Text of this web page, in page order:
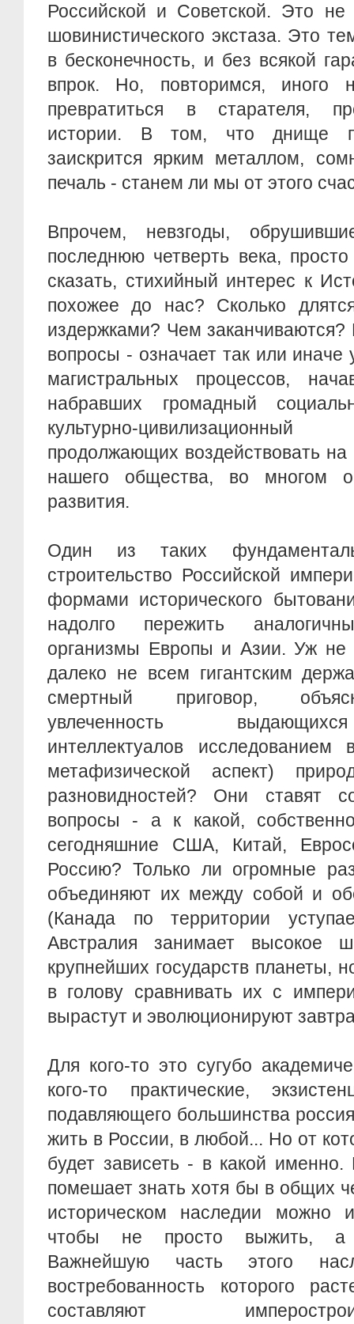
Российской и Советской. Это
шовинистического экстаза. Это
в бесконечность, и без всякой
впрок. Но, повторимся, иного
превратиться в старателя,
истории. В том, что днище
заискрится ярким металлом,
печаль - станем ли мы от этого
Впрочем, невзгоды,
последнюю четверть века,
сказать, стихийный интерес к
похожее до нас? Сколько
издержками? Чем заканчиваются?
вопросы - означает так или иначе
магистральных процессов,
набравших громадный
культурно-
продолжающих воздействовать
нашего общества, во многом
развития.
Один из таких
строительство Российской
формами исторического
надолго пережить
организмы Европы и Азии. Уж не
далеко не всем гигантским
смертный приговор,
увлеченность
интеллектуалов исследованием
метафизической аспект)
разновидностей? Они ставят
вопросы - а к какой,
сегодняшние США, Китай,
Россию? Только ли огромные
объединяют их между собой и
(Канада по территории
Австралия занимает высокое
крупнейших государств планеты,
в голову сравнивать их с
вырастут и эволюционируют
Для кого-то это сугубо
кого-то практические,
подавляющего большинства
жить в России, в любой... Но от
будет зависеть - в какой
помешает знать хотя бы в общих
историческом наследии можно
чтобы не просто выжить, а
Важнейшую часть этого
востребованность которого
составляют